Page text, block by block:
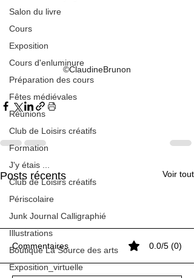
Salon du livre
Cours
Exposition
Cours d'enluminure
Préparation des cours
Fêtes médiévales
Réunions
Club de Loisirs créatifs
Formation
J'y étais ...
Club de Loisirs créatifs
Périscolaire
Junk Journal Calligraphié
Illustrations
Boutique La Source des arts
Exposition_virtuelle
©ClaudineBrunon
Posts récents Voir tout
Névelon (suite)
Névelon (suite)
Commentaires 0.0/5 (0)